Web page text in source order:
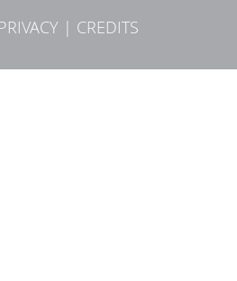
PRIVACY | CREDITS